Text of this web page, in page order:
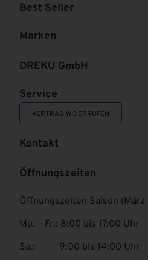
Best Seller
Marken
DREKU GmbH
Service
VERTRAG WIDERRUFEN
Kontakt
Öffnungszeiten
Öffnungszeiten Saison (März
Mo. – Fr.: 8:00 bis 17:00 Uhr
Sa.: 9:00 bis 14:00 Uhr